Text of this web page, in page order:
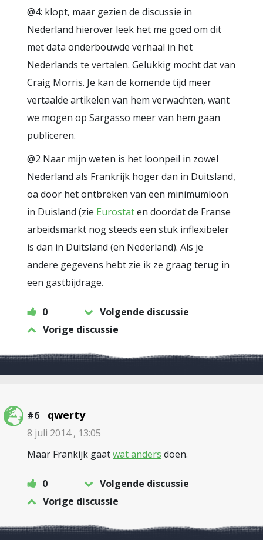
@4: klopt, maar gezien de discussie in
Nederland hierover leek het me goed om dit
met data onderbouwde verhaal in het
Nederlands te vertalen. Gelukkig mocht dat van
Craig Morris. Je kan de komende tijd meer
vertaalde artikelen van hem verwachten, want
we mogen op Sargasso meer van hem gaan
publiceren.
@2 Naar mijn weten is het loonpeil in zowel
Nederland als Frankrijk hoger dan in Duitsland,
oa door het ontbreken van een minimumloon
in Duisland (zie Eurostaten doordat de Franse
arbeidsmarkt nog steeds een stuk inflexibeler
is dan in Duitsland (en Nederland). Als je
andere gegevens hebt zie ik ze graag terug in
een gastbijdrage.
0
Volgende discussie
Vorige discussie
#6 qwerty
8 juli 2014 , 13:05
Maar Frankijk gaatwat anders doen.
0
Volgende discussie
Vorige discussie